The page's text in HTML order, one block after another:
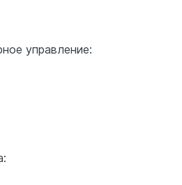
управление: